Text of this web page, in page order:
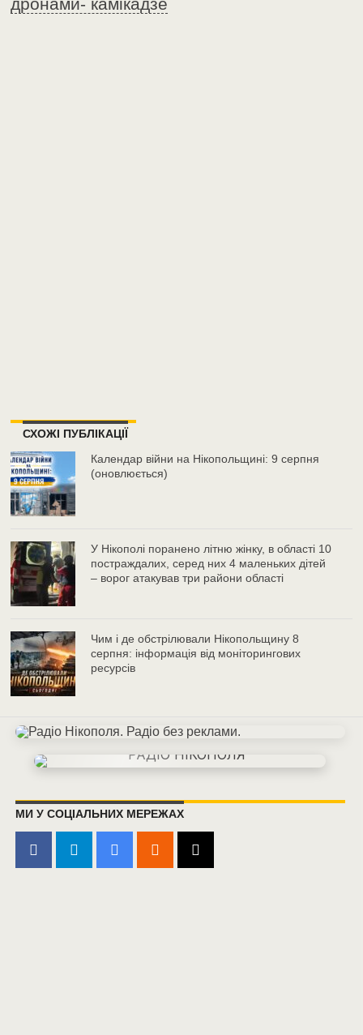
дронами- камікадзе
СХОЖІ ПУБЛІКАЦІЇ
Календар війни на Нікопольщині: 9 серпня
(оновлюється)
У Нікополі поранено літню жінку, в області 10
постраждалих, серед них 4 маленьких дітей
– ворог атакував три райони області
Чим і де обстрілювали Нікопольщину 8
серпня: інформація від моніторингових
ресурсів
МИ У СОЦІАЛЬНИХ МЕРЕЖАХ